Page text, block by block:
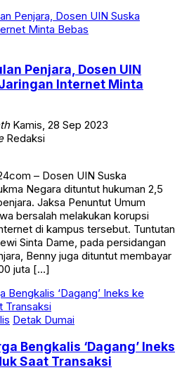
Penjara, Dosen UIN
Internet Minta
Kamis, 28 Sep 2023
Redaksi
– Dosen UIN Suska
Negara dituntut hukuman 2,5
Jaksa Penuntut Umum
bersalah melakukan korupsi
di kampus tersebut. Tuntutan
Sinta Dame, pada persidangan
Benny juga dituntut membayar
juta […]
Detak Dumai
Bengkalis ‘Dagang’ Ineks
Saat Transaksi